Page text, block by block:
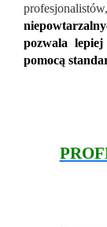
pozwala
pomocą